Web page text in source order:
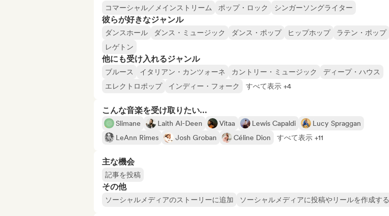
コマーシャル／メインストリーム ポップ・ロック シンガーソングライター
彼らが好きなジャンル
ダンスホール ダンス・ミュージック ダンス・ポップ ヒップホップ
ラテン・ポップ
レゲトン
他にも受け入れるジャンル
ブルース イタリアン・カンツォーネ カントリー・ミュージック
ディープ・ハウス
エレクトロポップ
インディー・フォーク すべて表示 +4
こんな音楽を受け取りたい…
Slimane Laith Al-Deen Vitaa Lewis Capaldi
Lucy Spraggan
LeAnn Rimes
Josh Groban Céline Dion すべて表示 +11
主な機会
記事を投稿
その他
ソーシャルメディアのストーリーに追加 ソーシャルメディアに投稿やリールを作成する